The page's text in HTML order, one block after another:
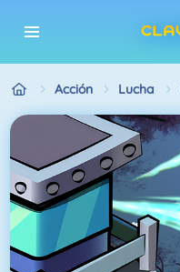
Acción Lucha